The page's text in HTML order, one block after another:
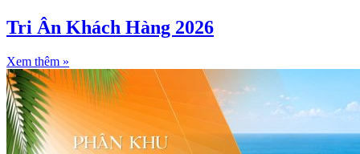
Tri Ân Khách Hàng 2026
Xem thêm »